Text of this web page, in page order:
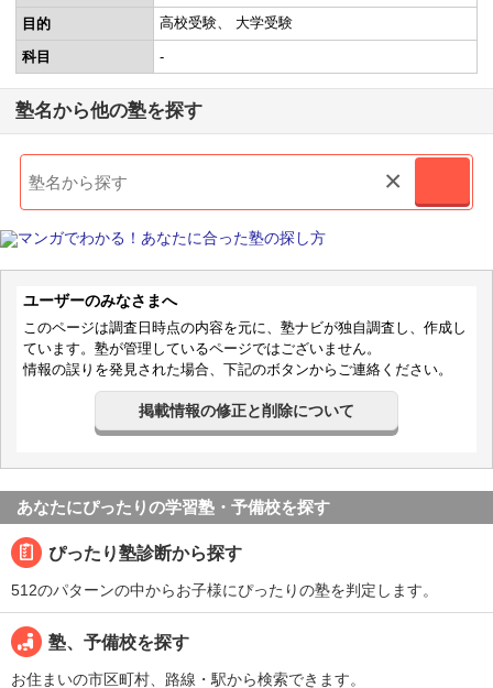
目的 高校受験 大学受験
科目 -
塾名から他の塾を探す
×
ユーザーのみなさまへ
このページは調査日時点の内容を元に、塾ナビが独自調査し、作成し
ています。塾が管理しているページではございません。
情報の誤りを発見された場合、下記のボタンからご連絡ください。
掲載情報の修正と削除について
あなたにぴったりの学習塾・予備校を探す
ぴったり塾診断から探す
512のパターンの中からお子様にぴったりの塾を判定します。
塾、予備校を探す
お住まいの市区町村、路線・駅から検索できます。